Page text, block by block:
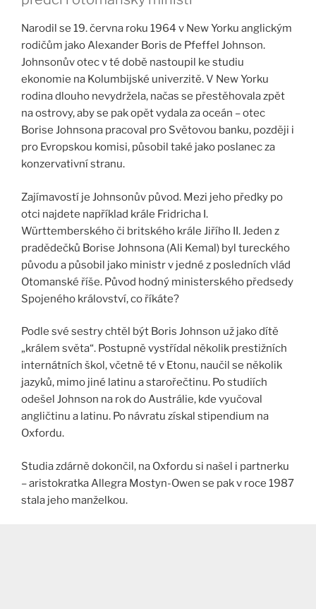
Narodil se 19. června roku 1964 v New Yorku anglickým
rodičům jako Alexander Boris de Pfeffel Johnson.
Johnsonův otec v té době nastoupil ke studiu
ekonomie na Kolumbijské univerzitě. V New Yorku
rodina dlouho nevydržela, načas se přestěhovala zpět
na ostrovy, aby se pak opět vydala za oceán – otec
Borise Johnsona pracoval pro Světovou banku, později i
pro Evropskou komisi, působil také jako poslanec za
konzervativní stranu.
Zajímavostí je Johnsonův původ. Mezi jeho předky po
otci najdete například krále Fridricha I.
Württemberského či britského krále Jiřího II. Jeden z
pradědečků Borise Johnsona (Ali Kemal) byl tureckého
původu a působil jako ministr v jedné z posledních vlád
Otomanské říše. Původ hodný ministerského předsedy
Spojeného království, co říkáte?
Podle své sestry chtěl být Boris Johnson už jako dítě
„králem světa“. Postupně vystřídal několik prestižních
internátních škol, včetně té v Etonu, naučil se několik
jazyků, mimo jiné latinu a starořečtinu. Po studiích
odešel Johnson na rok do Austrálie, kde vyučoval
angličtinu a latinu. Po návratu získal stipendium na
Oxfordu.
Studia zdárně dokončil, na Oxfordu si našel i partnerku
– aristokratka Allegra Mostyn-Owen se pak v roce 1987
stala jeho manželkou.